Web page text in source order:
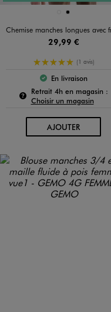
Disponible en 2 coloris
BLANCNOIR
Chemise manches longues avec fronces
29,99 €
5/5 de moyenne
(1 avis)
Le produit est
En livraison
Retrait 4h en magasin :
Choisir un magasin
AJOUTERAU